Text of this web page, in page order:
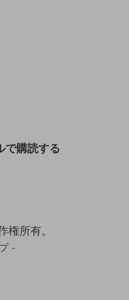
で購読する
権所有。
-